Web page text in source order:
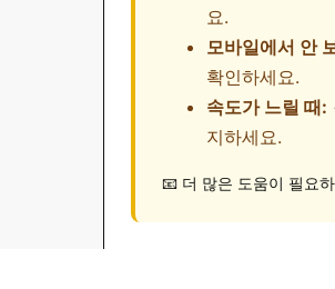
요.
모바일에서 안
확인하세요.
속도가 느릴 때:
지하세요.
📧 더 많은 도움이 필요